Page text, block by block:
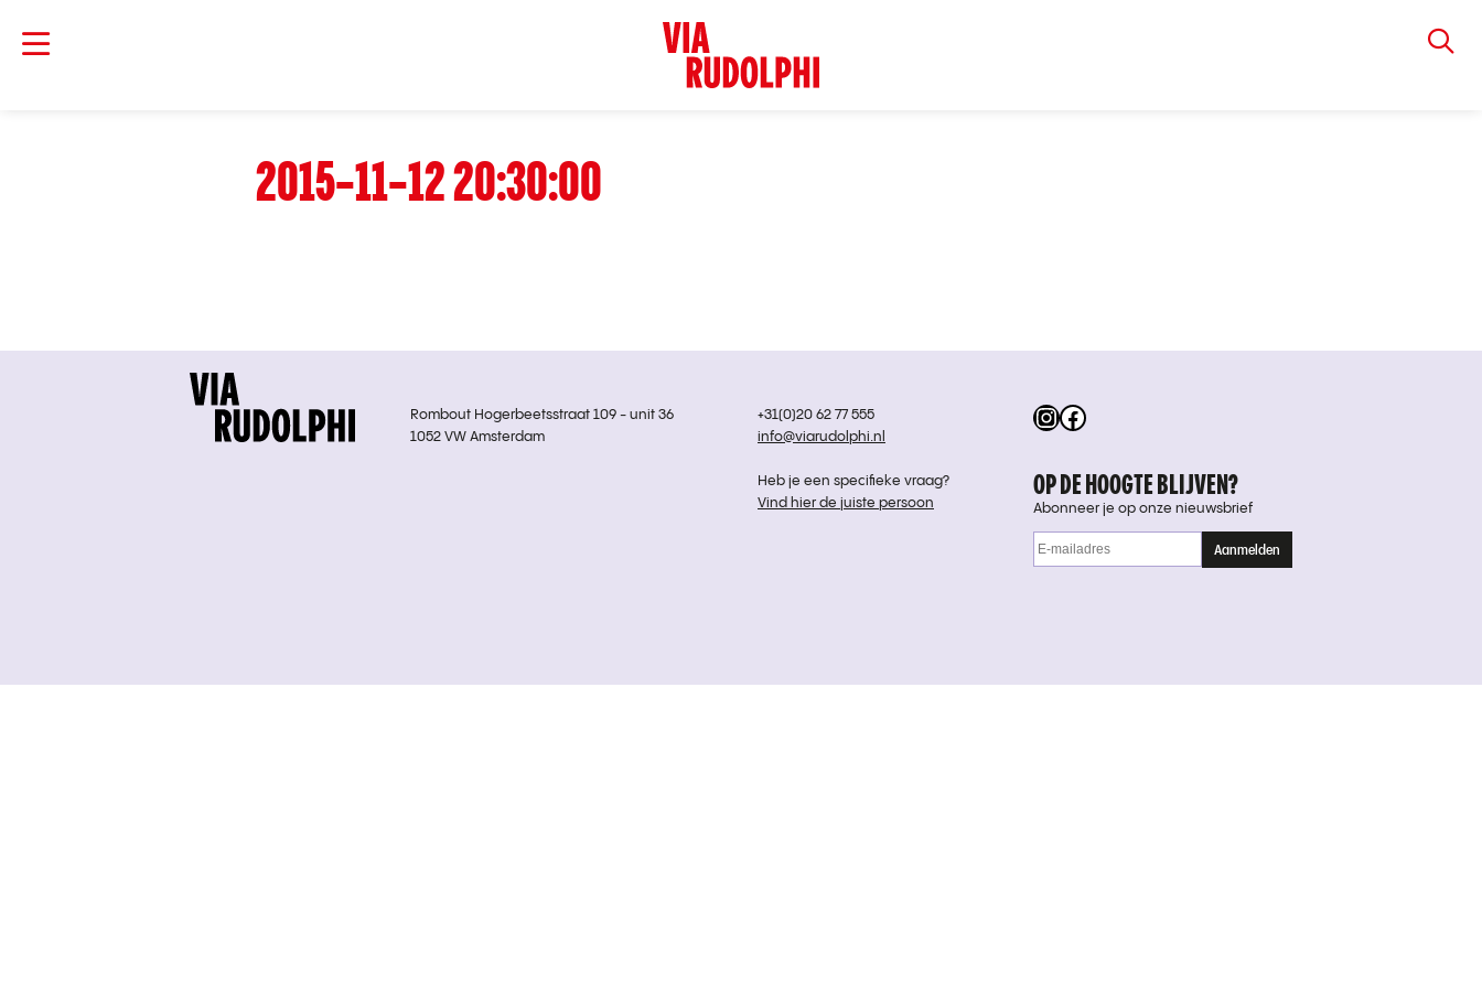
2015-11-12 20:30:00
Instagram
Facebook
Rombout Hogerbeetsstraat 109 - unit 36
1052 VW Amsterdam
+31(0)20 62 77 555
info@viarudolphi.nl
Heb je een specifieke vraag?
Vind hier de juiste persoon
OP DE HOOGTE BLIJVEN?
Abonneer je op onze nieuwsbrief